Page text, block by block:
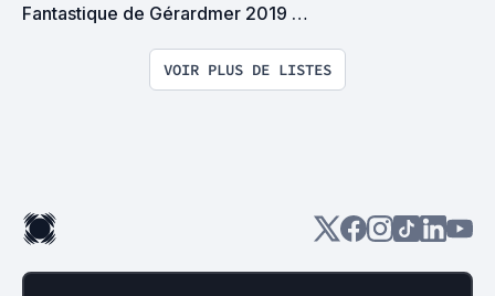
Fantastique de Gérardmer 2019 :
VOIR PLUS DE LISTES